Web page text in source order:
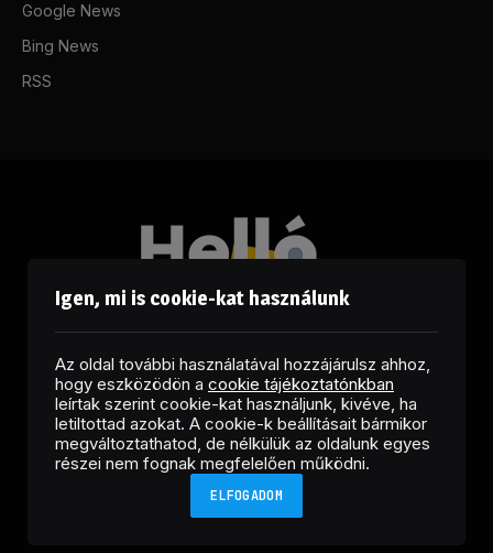
Google News
Bing News
RSS
FacebookLinkedInX
(Twitter)
RSS
Igen, mi is cookie-kat használunk
Az oldal további használatával hozzájárulsz ahhoz,
hogy eszközödön a cookie tájékoztatónkban
leírtak szerint cookie-kat használjunk, kivéve, ha
letiltottad azokat. A cookie-k beállításait bármikor
megváltoztathatod, de nélkülük az oldalunk egyes
részei nem fognak megfelelően működni.
ELFOGADOM